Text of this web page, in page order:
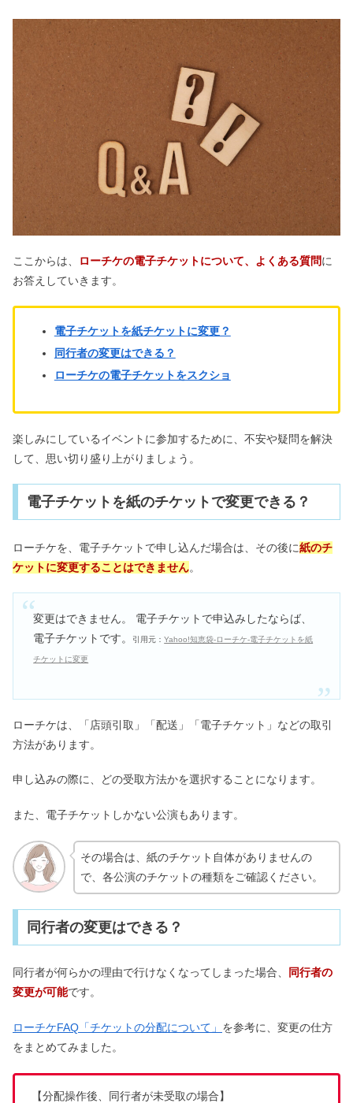
ここからは、 ローチケの電子チケットについて、よくある質問に
お答えしていきます。
電子チケットを紙チケットに変更？
同行者の変更はできる？
ローチケの電子チケットをスクショ
楽しみにしているイベントに参加するために、不安や疑問を解決
して、思い切り盛り上がりましょう。
電子チケットを紙のチケットで変更できる？
ローチケを、電子チケットで申し込んだ場合は、その後に紙のチ
ケットに変更することはできません。
変更はできません。 電子チケットで申込みしたならば、
電子チケットです。
引用元：Yahoo!知恵袋‐ローチケ‐電子チケットを紙
チケットに変更
ローチケは、「店頭引取」「配送」「電子チケット」などの取引
方法があります。
申し込みの際に、どの受取方法かを選択することになります。
また、電子チケットしかない公演もあります。
その場合は、紙のチケット自体がありませんの
で、各公演のチケットの種類をご確認ください。
同行者の変更はできる？
同行者が何らかの理由で行けなくなってしまった場合、
同行者の
変更が可能です。
ローチケFAQ「チケットの分配について」 を参考に、変更の仕方
をまとめてみました。
【分配操作後、同行者が未受取の場合】